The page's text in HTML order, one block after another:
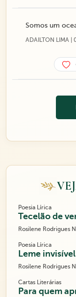
Somos um
ADAILTON LIMA
Poesia Lírica
Tecelão de
Rosilene Rodrigues
Poesia Lírica
Leme invisível
Rosilene Rodrigues
Cartas Literárias
Para quem